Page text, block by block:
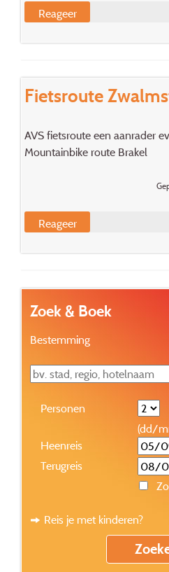
Reageer
Fietsroute
AVS fietsroute een aanrader
Mountainbike route Brakel
Reageer
Zoek & Boek
Bestemming
Personen
(dd/
Heenreis
Terugreis
Reis je met kinderen?